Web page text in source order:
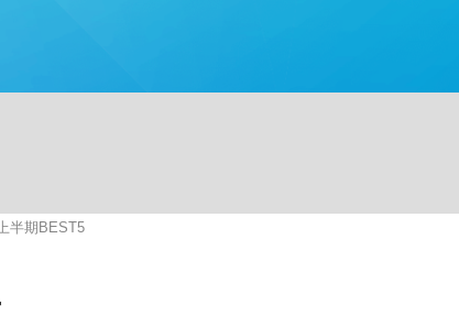
半期BEST5